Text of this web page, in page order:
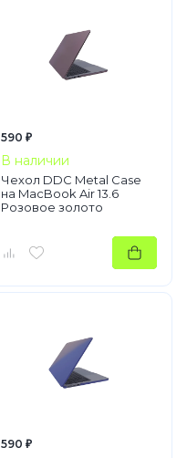
590 ₽
В наличии
Чехол DDC Metal Case
на MacBook Air 13.6
Розовое золото
590 ₽